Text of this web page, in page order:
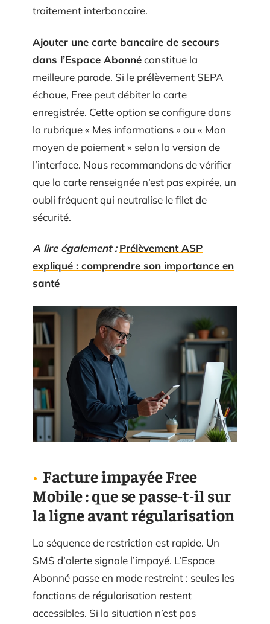
traitement interbancaire.
Ajouter une carte bancaire de secours
dans l’Espace Abonnéconstitue la
meilleure parade. Si le prélèvement SEPA
échoue, Free peut débiter la carte
enregistrée. Cette option se configure dans
la rubrique « Mes informations » ou « Mon
moyen de paiement » selon la version de
l’interface. Nous recommandons de vérifier
que la carte renseignée n’est pas expirée, un
oubli fréquent qui neutralise le filet de
sécurité.
A lire également : Prélèvement ASP
expliqué : comprendre son importance en
santé
Facture impayée Free
Mobile : que se passe-t-il sur
la ligne avant régularisation
La séquence de restriction est rapide. Un
SMS d’alerte signale l’impayé. L’Espace
Abonné passe en mode restreint : seules les
fonctions de régularisation restent
accessibles. Si la situation n’est pas